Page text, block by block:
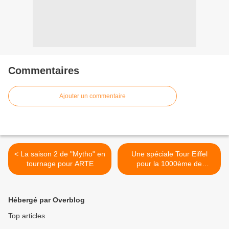
Commentaires
Ajouter un commentaire
< La saison 2 de "Mytho" en
tournage pour ARTE
Une spéciale Tour Eiffel
pour la 1000ème de
"E=M6" le 1er mars sur M6
Hébergé par Overblog
Top articles